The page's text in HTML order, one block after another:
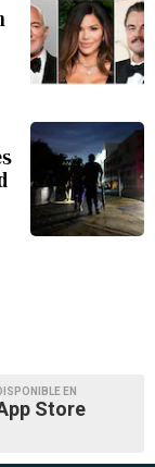
EN
Store